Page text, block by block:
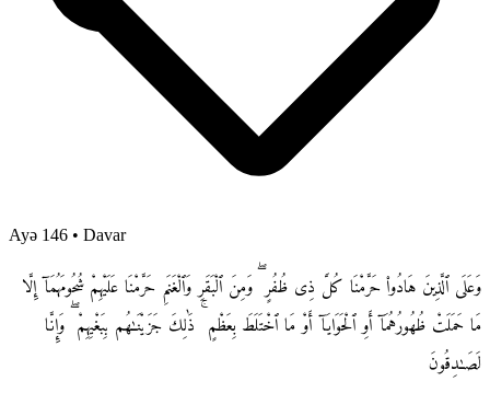
Ayə 146 • Davar
وَعَلَى ٱلَّذِينَ هَادُوا۟ حَرَّمْنَا كُلَّ ذِى ظُفُرٍ ۖ وَمِنَ ٱلْبَقَرِ وَٱلْغَنَمِ حَرَّمْنَا عَلَيْهِمْ شُحُومَهُمَآ إِلَّا
مَا حَمَلَتْ ظُهُورُهُمَآ أَوِ ٱلْحَوَايَآ أَوْ مَا ٱخْتَلَطَ بِعَظْمٍ ۚ ذَٰلِكَ جَزَيْنَـٰهُم بِبَغْيِهِمْ ۖ وَإِنَّا
لَصَـٰدِقُونَ